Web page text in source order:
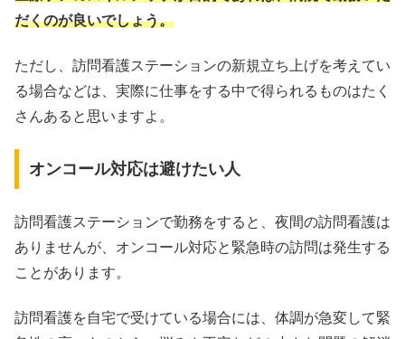
だくのが良いでしょう。
ただし、訪問看護ステーションの新規立ち上げを考えてい
る場合などは、実際に仕事をする中で得られるものはたく
さんあると思いますよ。
オンコール対応は避けたい人
訪問看護ステーションで勤務をすると、夜間の訪問看護は
ありませんが、オンコール対応と緊急時の訪問は発生する
ことがあります。
訪問看護を自宅で受けている場合には、体調が急変して緊